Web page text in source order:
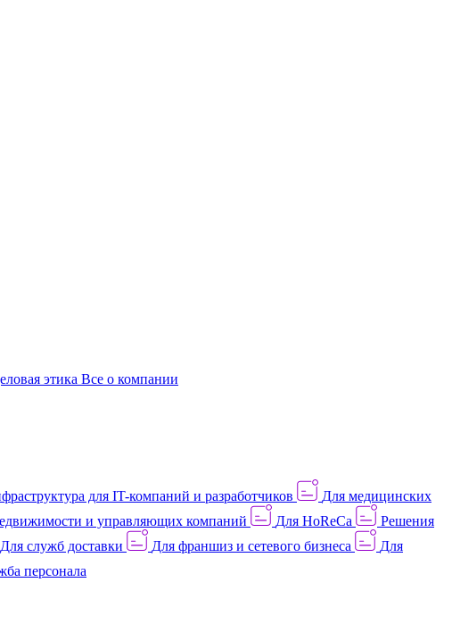
этика Все о компании
для IT-компаний и разработчиков
Для медицинских
и управляющих компаний Для HoReCa
Решения
Для служб доставки Для франшиз и сетевого бизнеса
Для
персонала